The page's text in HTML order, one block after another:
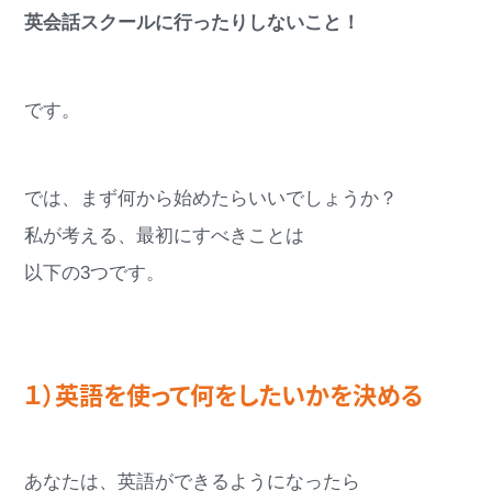
英会話スクールに行ったりしないこと！
です。
では、まず何から始めたらいいでしょうか？
私が考える、最初にすべきことは
以下の3つです。
１）英語を使って何をしたいかを決める
あなたは、英語ができるようになったら